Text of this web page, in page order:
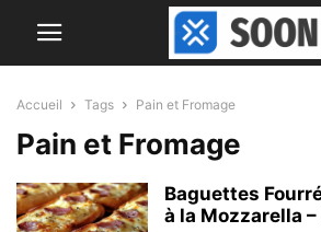
Accueil Tags Pain et Fromage
Pain et Fromage
Baguettes
à la Mozzarella –